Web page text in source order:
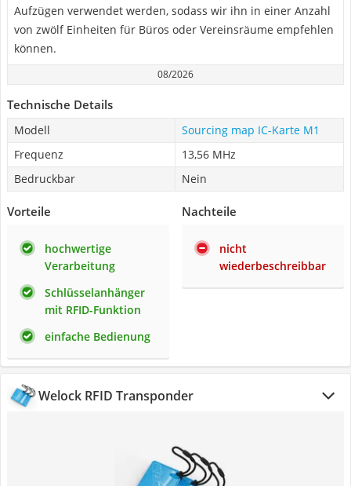
Aufzügen verwendet werden, sodass wir ihn in einer Anzahl
von zwölf Einheiten für Büros oder Vereinsräume empfehlen
können.
08/2026
Technische Details
Modell
Sourcing map IC-Karte M1
Frequenz
13,56 MHz
Bedruckbar
Nein
Vorteile
hochwertige
Verarbeitung
Schlüsselanhänger
mit RFID-Funktion
einfache Bedienung
Nachteile
nicht
wiederbeschreibbar
Welock RFID Transponder